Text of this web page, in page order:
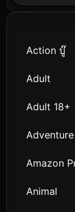
Action บู๊
Adult
Adult 18+
Amazon
Animal